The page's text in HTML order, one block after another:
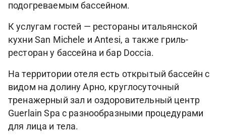
подогреваемым бассейном.
К услугам гостей — рестораны итальянской
кухни San Michele и Antesi, а также гриль-
ресторан у бассейна и бар Doccia.
На территории отеля есть открытый бассейн с
видом на долину Арно, круглосуточный
тренажерный зал и оздоровительный центр
Guerlain Spa с разнообразными процедурами
для лица и тела.